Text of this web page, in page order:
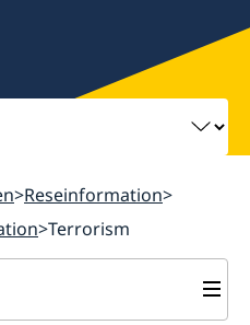
Reseinformation
Terrorism